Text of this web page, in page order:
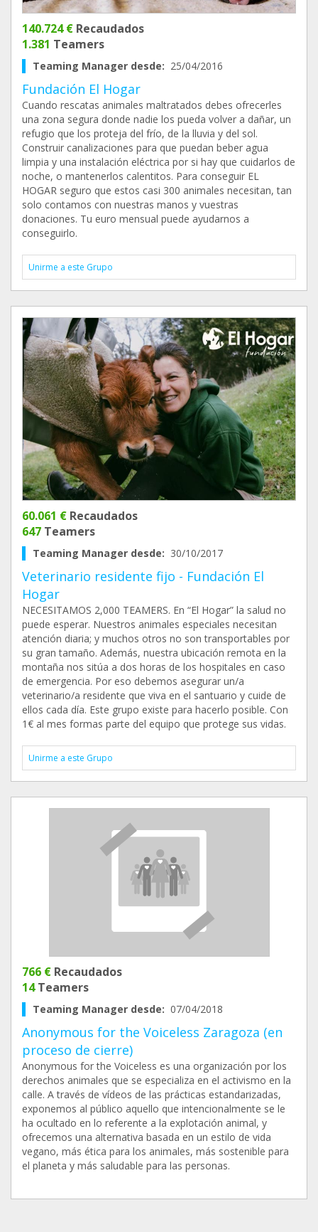
140.724 € Recaudados
1.381 Teamers
Teaming Manager desde: 25/04/2016
Fundación El Hogar
Cuando rescatas animales maltratados debes ofrecerles
una zona segura donde nadie los pueda volver a dañar, un
refugio que los proteja del frío, de la lluvia y del sol.
Construir canalizaciones para que puedan beber agua
limpia y una instalación eléctrica por si hay que cuidarlos de
noche, o mantenerlos calentitos. Para conseguir EL
HOGAR seguro que estos casi 300 animales necesitan, tan
solo contamos con nuestras manos y vuestras
donaciones. Tu euro mensual puede ayudarnos a
conseguirlo.
Unirme a este Grupo
60.061 € Recaudados
647 Teamers
Teaming Manager desde: 30/10/2017
Veterinario residente fijo - Fundación El
Hogar
NECESITAMOS 2,000 TEAMERS. En “El Hogar” la salud no
puede esperar. Nuestros animales especiales necesitan
atención diaria; y muchos otros no son transportables por
su gran tamaño. Además, nuestra ubicación remota en la
montaña nos sitúa a dos horas de los hospitales en caso
de emergencia. Por eso debemos asegurar un/a
veterinario/a residente que viva en el santuario y cuide de
ellos cada día. Este grupo existe para hacerlo posible. Con
1€ al mes formas parte del equipo que protege sus vidas.
Unirme a este Grupo
766 € Recaudados
14Teamers
Teaming Manager desde: 07/04/2018
Anonymous for the Voiceless Zaragoza (en
proceso de cierre)
Anonymous for the Voiceless es una organización por los
derechos animales que se especializa en el activismo en la
calle. A través de vídeos de las prácticas estandarizadas,
exponemos al público aquello que intencionalmente se le
ha ocultado en lo referente a la explotación animal, y
ofrecemos una alternativa basada en un estilo de vida
vegano, más ética para los animales, más sostenible para
el planeta y más saludable para las personas.